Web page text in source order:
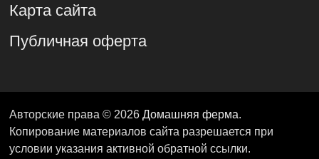
Карта сайта
Публичная оферта
Авторские права © 2026 Домашняя ферма.
Копирование материалов сайта разрешается при
условии указания активной обратной ссылки.